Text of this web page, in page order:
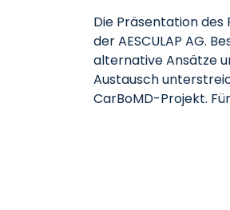
Die Präsentation
der AESCULAP AG.
alternative Ansätze
Austausch
CarBoMD-Projekt.